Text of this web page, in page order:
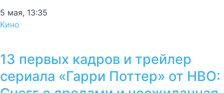
5 мая, 13:35
Кино
13 первых кадров и трейлер
сериала «Гарри Поттер» от HBO: